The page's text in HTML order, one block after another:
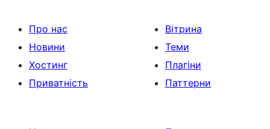
Про нас
Новини
Хостинг
Приватність
Вітрина
Теми
Плагіни
Паттерни